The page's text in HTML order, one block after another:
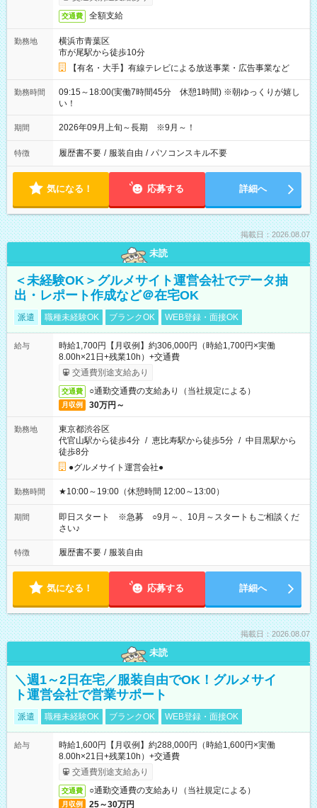
交通費 全額支給
勤務地
横浜市青葉区
市が尾駅から徒歩10分
【有名・大手】有線テレビによる放送事業・広告事業など
勤務時間
09:15～18:00(実働7時間45分 休憩1時間) ※朝ゆっくりが嬉し
い！
期間 2026年09月上旬～長期 ※9月～！
特徴 履歴書不要 / 服装自由 / パソコンスキル不要
気になる！ 応募する 詳細へ
掲載日：2026.08.07
未読
＜未経験OK＞グルメサイト運営会社でデータ抽
出・レポート作成など＠在宅OK
派遣 職種未経験OK ブランクOK WEB登録・面接OK
給与
時給1,700円【月収例】約306,000円（時給1,700円×実働
8.00h×21日+残業10h）+交通費
交通費別途支給あり
交通費 ○通勤交通費の支給あり（当社規定による）
月収例 30万円～
勤務地
東京都渋谷区
代官山駅から徒歩4分 / 恵比寿駅から徒歩5分 / 中目黒駅から
徒歩8分
●グルメサイト運営会社●
勤務時間 ★10:00～19:00（休憩時間 12:00～13:00）
期間
即日スタート ※急募 ○9月～、10月～スタートもご相談くだ
さい♪
特徴 履歴書不要 / 服装自由
気になる！ 応募する 詳細へ
掲載日：2026.08.07
未読
＼週1～2日在宅／服装自由でOK！グルメサイ
ト運営会社で営業サポート
派遣 職種未経験OK ブランクOK WEB登録・面接OK
給与
時給1,600円【月収例】約288,000円（時給1,600円×実働
8.00h×21日+残業10h）+交通費
交通費別途支給あり
交通費 ○通勤交通費の支給あり（当社規定による）
月収例 25～30万円